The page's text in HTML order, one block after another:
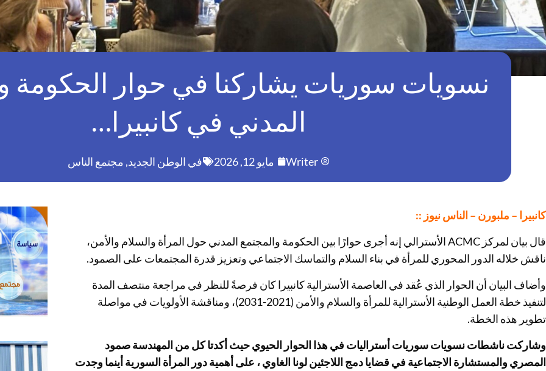
نسويات سوريات يشاركنا في حوار الحكومة
المدني في كانبيرا…
Writer مايو 12, 2026 في الوطن الجديد, مجتمع الناس
كانبيرا – ملبورن – الناس نيوز ::
قال بيان لمركز ACMC الأسترالي إنه أجرى حوارًا بين الحكومة والمجتمع المدني حول المرأة والسلام والأمن،
ناقش خلاله الدور المحوري للمرأة في بناء السلام والتماسك الاجتماعي وتعزيز قدرة المجتمعات على الصمود.
وأضاف البيان أن الحوار الذي عُقد في العاصمة الأسترالية كانبيرا كان فرصةً للنظر في مراجعة منتصف المدة
لتنفيذ خطة العمل الوطنية الأسترالية للمرأة والسلام والأمن (2021-2031)، ومناقشة الأولويات في مواصلة
تطوير هذه الخطة.
وشاركت ناشطات نسويات سوريات أستراليات في هذا الحوار الحيوي حيث أكدتا كل من المهندسة صمود
المصري والمستشارة الاجتماعية في قضايا دمج اللاجئين لونا الغاوي ، على أهمية دور المرأة السورية أينما وجدت